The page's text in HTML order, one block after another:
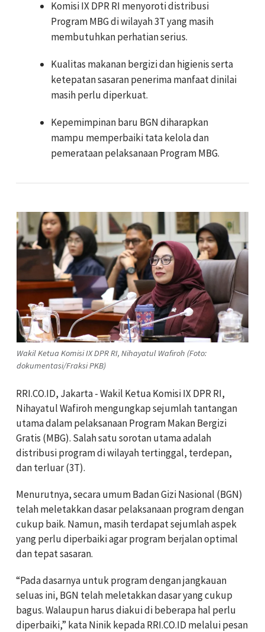
Komisi IX DPR RI menyoroti distribusi
Program MBG di wilayah 3T yang masih
membutuhkan perhatian serius.
Kualitas makanan bergizi dan higienis serta
ketepatan sasaran penerima manfaat dinilai
masih perlu diperkuat.
Kepemimpinan baru BGN diharapkan
mampu memperbaiki tata kelola dan
pemerataan pelaksanaan Program MBG.
Wakil Ketua Komisi IX DPR RI, Nihayatul Wafiroh (Foto:
dokumentasi/Fraksi PKB)
RRI.CO.ID, Jakarta - Wakil Ketua Komisi IX DPR RI,
Nihayatul Wafiroh mengungkap sejumlah tantangan
utama dalam pelaksanaan Program Makan Bergizi
Gratis (MBG). Salah satu sorotan utama adalah
distribusi program di wilayah tertinggal, terdepan,
dan terluar (3T).
Menurutnya, secara umum Badan Gizi Nasional (BGN)
telah meletakkan dasar pelaksanaan program dengan
cukup baik. Namun, masih terdapat sejumlah aspek
yang perlu diperbaiki agar program berjalan optimal
dan tepat sasaran.
“Pada dasarnya untuk program dengan jangkauan
seluas ini, BGN telah meletakkan dasar yang cukup
bagus. Walaupun harus diakui di beberapa hal perlu
diperbaiki,” kata Ninik kepada RRI.CO.ID melalui pesan